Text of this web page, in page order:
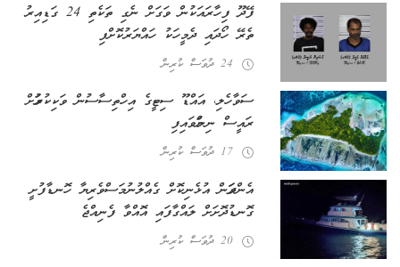
ފޭދޫ ފިހާރައަކުން ވަގަށް ނެގި ތަކެތި 24 ގަޑިއިރު
ތެރޭ ހޯދައި ދެ މީހަކު ހައްޔަރުކޮށްފި
24 ދުވަސް ކުރިން
ސަވާހެލި، އައްޑޫ ސިޓީގެ އިހްތިސާސުން ވަކިކުރުމަށް
ރައީސް ނިންމަވައިފި
17 ދުވަސް ކުރިން
އެންދަމަން އުޅެނިކޮށް ގެއްލުނު މަސްވެރިޔާ ހޮނޑާފުށީ
ގޮނޑުދޮށަށް ލައްގާފައި އޮއްވާ ފެނިއްޖެ
20 ދުވަސް ކުރިން